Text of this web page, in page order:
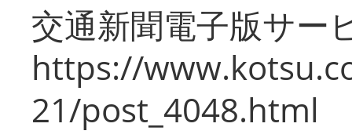
交通新聞電子版サー
https://
21/post_4048.html